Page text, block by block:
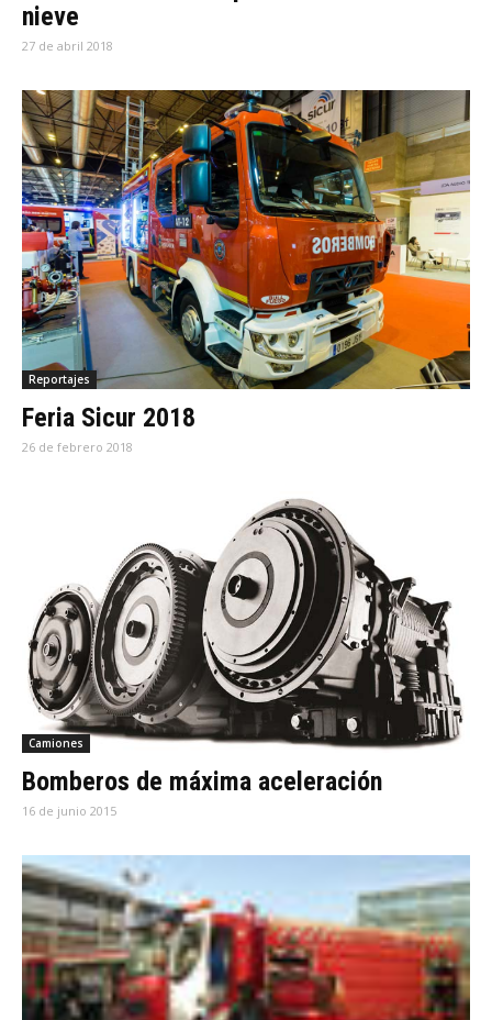
nieve
27 de abril 2018
Reportajes
Feria Sicur 2018
26 de febrero 2018
Camiones
Bomberos de máxima aceleración
16 de junio 2015